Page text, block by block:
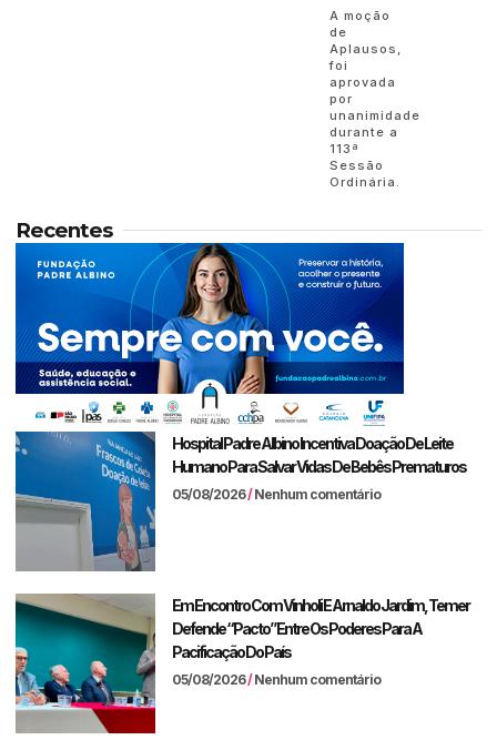
A moção
de
Aplausos,
foi
aprovada
por
unanimidade
durante a
113ª
Sessão
Ordinária.
Recentes
Hospital Padre Albino Incentiva Doação De Leite
Humano Para Salvar Vidas De Bebês Prematuros
05/08/2026 Nenhum comentário
Em Encontro Com Vinholi E Arnaldo Jardim, Temer
Defende “pacto” Entre Os Poderes Para A
Pacificação Do País
05/08/2026 Nenhum comentário